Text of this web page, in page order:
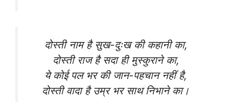
दोस्ती नाम है सुख-दुःख की कहानी का,
दोस्ती राज है सदा ही मुस्कुराने का,
ये कोई पल भर की जान-पहचान नहीं है,
दोस्ती वादा है उम्र भर साथ निभाने का।